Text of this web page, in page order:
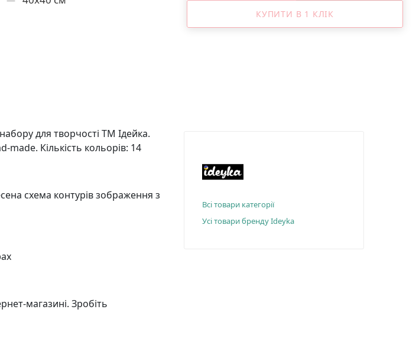
КУПИТИ В 1 КЛІК
для творчості ТМ Ідейка.
Кількість кольорів: 14
схема контурів зображення з
магазині. Зробіть
Всі товари категорії
Усі товари бренду Ideyka